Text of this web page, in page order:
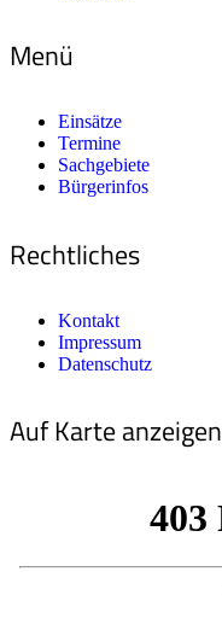
Menü
Einsätze
Termine
Sachgebiete
Bürgerinfos
Rechtliches
Kontakt
Impressum
Datenschutz
Auf Karte anzeigen